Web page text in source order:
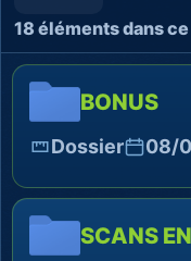
18 éléments dans
BONUS
Dossier 08/
SCANS